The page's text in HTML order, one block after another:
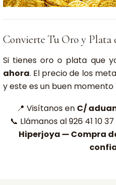
Convierte Tu Oro y Plata
Si tienes oro o plata que
ahora. El precio de los
y este es un buen
📍 Visítanos en C/
📞 Llámanos al 926 41 10
Hiperjoya — Compra